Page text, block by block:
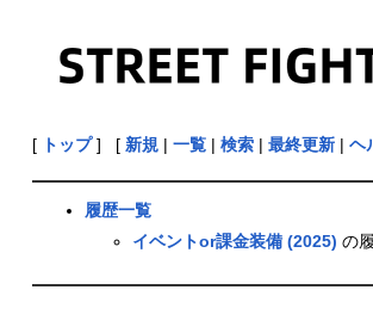
[ トップ] [ 新規| 一覧| 検索| 最終更新| ヘ
履歴一覧
イベントor課金装備 (2025) の